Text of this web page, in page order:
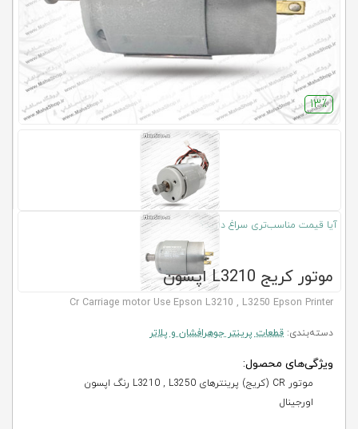
13٪
آیا قیمت مناسب‌تری سراغ دارید؟
موتور کریج L3210 اپسون
Cr Carriage motor Use Epson L3210 , L3250 Epson Printer
دسته‌بندی: قطعات پرینتر جوهرافشان و پلاتر
ویژگی‌های محصول:
موتور CR (کریج) پرینترهای L3210 , L3250 رنگ اپسون
اورجینال